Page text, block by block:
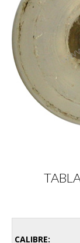
CALIBRE: